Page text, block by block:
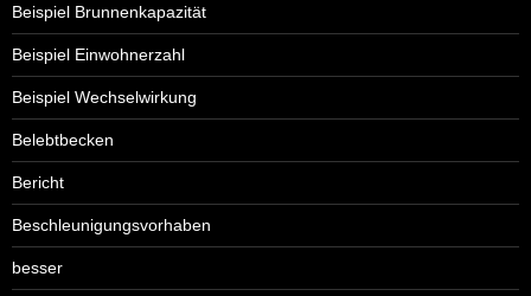
Beispiel Brunnenkapazität
Beispiel Einwohnerzahl
Beispiel Wechselwirkung
Belebtbecken
Bericht
Beschleunigungsvorhaben
besser